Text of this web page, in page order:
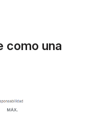
como una